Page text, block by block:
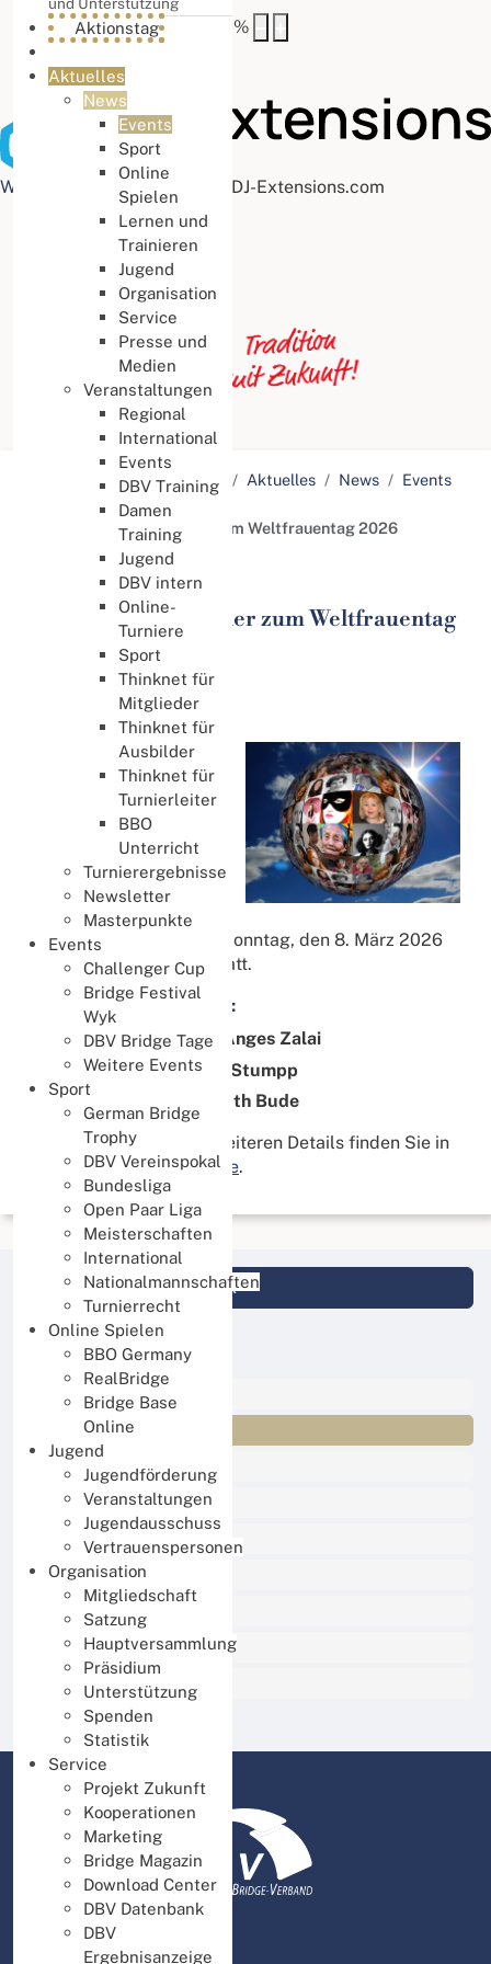
Buchstabenabstand
%
Web Accessibility plugin by DJ-Extensions.com
Aktionstag
Aktuelles
News
Events
Sport
Online
Spielen
Lernen und
Trainieren
Jugend
Organisation
Service
Presse und
Medien
Veranstaltungen
Regional
International
Events
DBV Training
Damen
Training
Jugend
DBV intern
Online-
Turniere
Sport
Thinknet für
Mitglieder
Thinknet für
Ausbilder
Thinknet für
Turnierleiter
BBO
Unterricht
Turnierergebnisse
Newsletter
Masterpunkte
Events
Challenger Cup
Bridge Festival
Wyk
DBV Bridge Tage
Weitere Events
Sport
German Bridge
Trophy
DBV Vereinspokal
Bundesliga
Open Paar Liga
Meisterschaften
International
Nationalmannschaften
Turnierrecht
Online Spielen
BBO Germany
RealBridge
Bridge Base
Online
Jugend
Jugendförderung
Veranstaltungen
Jugendausschuss
Vertrauenspersonen
Organisation
Mitgliedschaft
Satzung
Hauptversammlung
Präsidium
Unterstützung
Spenden
Statistik
Service
Projekt Zukunft
Kooperationen
Marketing
Bridge Magazin
Download Center
DBV Datenbank
DBV
Ergebnisanzeige
Aktuelle Seite: Startseite Aktuelles News
Events
Weitere Events
2. Damen Paarturnier zum Weltfrauentag 2026
Events
2. Damen Paarturnier zum Weltfrauentag
08. März 2026
Weltfrauentag
Orsolya Hegedus -
Agnes Zalai gewinnen
das 2. Damen
Paarturnier zum
Weltfrauentag
Das 2. Damen
Paarturnier zum
Weltfrauentag fand am Sonntag, den 8. März 2026
online bei RealBridge statt.
Hier die ersten 3. Plätze:
Orsolya Hegedus - Anges Zalai
Ute Fischer - Ulrike Stumpp
Dirgis Czepluch - Ruth Bude
Das Ergebnis und alle weiteren Details finden Sie in
DBV Ergebnisanzeige.
Login DBV Datenbank
News Kategorien
Alle News
Sport
Online Spielen
Lernen und Trainieren
Jugend
Organisation
Service
Presse und Medien